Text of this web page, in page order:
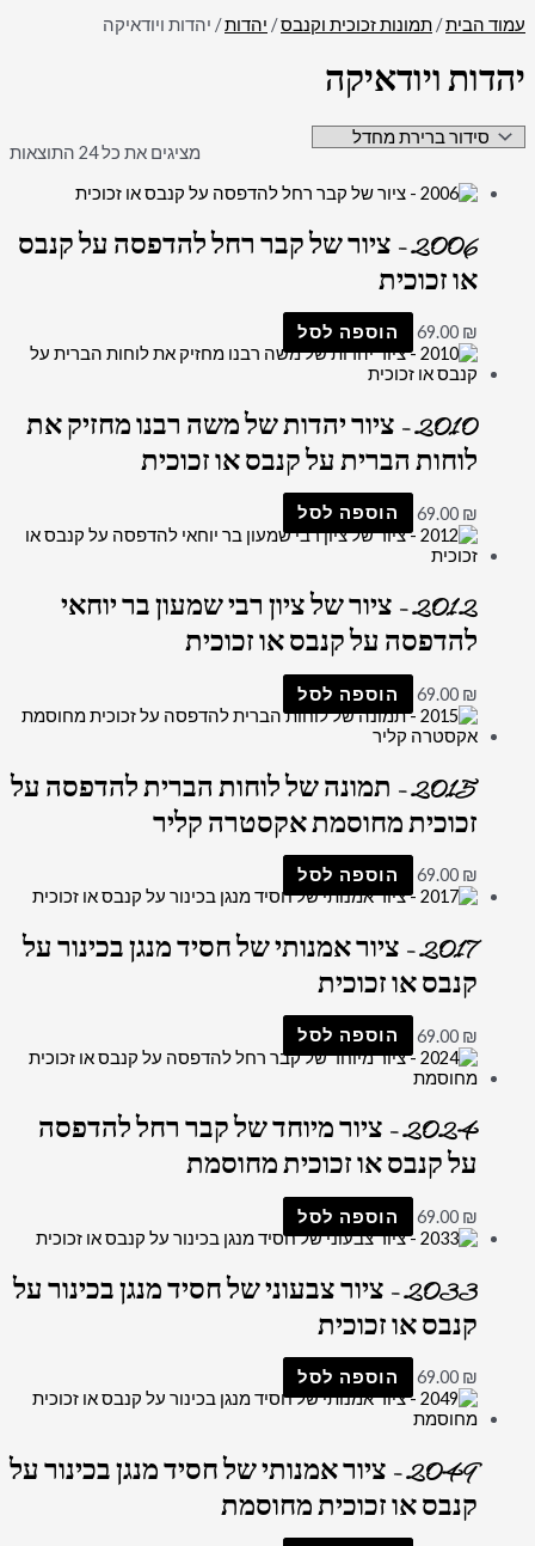
עמוד הבית/תמונות זכוכית וקנבס/ יהדות/ יהדות ויודאיקה
יהדות ויודאיקה
מציגים את כל ⁦24⁩ התוצאות
2006 – ציור של קבר רחל להדפסה על קנבס
או זכוכית
69.00 ₪ הוספה לסל
2010 – ציור יהדות של משה רבנו מחזיק את
לוחות הברית על קנבס או זכוכית
69.00 ₪ הוספה לסל
2012 – ציור של ציון רבי שמעון בר יוחאי
להדפסה על קנבס או זכוכית
69.00 ₪ הוספה לסל
2015 – תמונה של לוחות הברית להדפסה על
זכוכית מחוסמת אקסטרה קליר
69.00 ₪ הוספה לסל
2017 – ציור אמנותי של חסיד מנגן בכינור על
קנבס או זכוכית
69.00 ₪ הוספה לסל
2024 – ציור מיוחד של קבר רחל להדפסה
על קנבס או זכוכית מחוסמת
69.00 ₪ הוספה לסל
2033 – ציור צבעוני של חסיד מנגן בכינור על
קנבס או זכוכית
69.00 ₪ הוספה לסל
2049 – ציור אמנותי של חסיד מנגן בכינור על
קנבס או זכוכית מחוסמת